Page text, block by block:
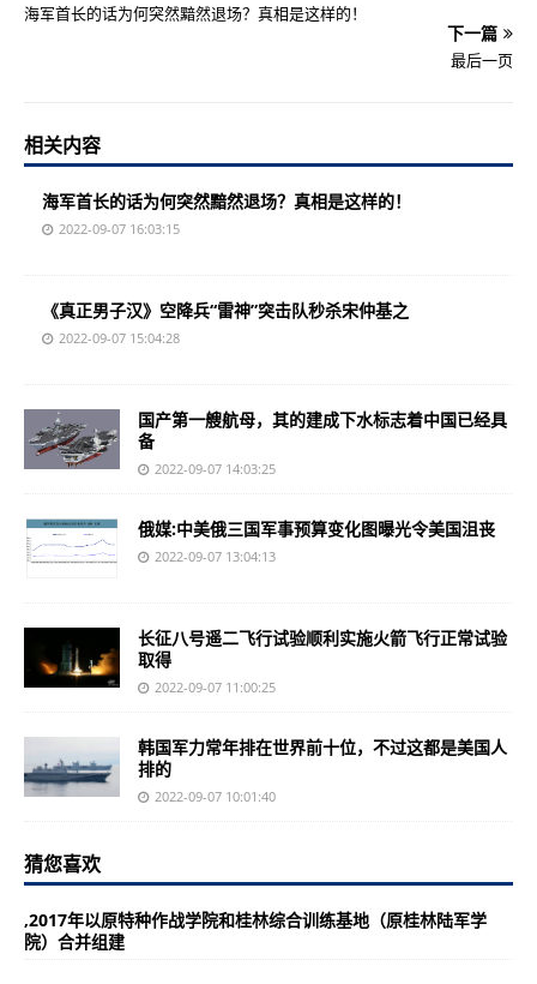
海军首长的话为何突然黯然退场？真相是这样的！
下一篇
最后一页
相关内容
海军首长的话为何突然黯然退场？真相是这样的！
2022-09-07 16:03:15
《真正男子汉》空降兵“雷神”突击队秒杀宋仲基之
2022-09-07 15:04:28
国产第一艘航母，其的建成下水标志着中国已经具
备
2022-09-07 14:03:25
俄媒:中美俄三国军事预算变化图曝光令美国沮丧
2022-09-07 13:04:13
长征八号遥二飞行试验顺利实施火箭飞行正常试验
取得
2022-09-07 11:00:25
韩国军力常年排在世界前十位，不过这都是美国人
排的
2022-09-07 10:01:40
猜您喜欢
,2017年以原特种作战学院和桂林综合训练基地（原桂林陆军学
院）合并组建